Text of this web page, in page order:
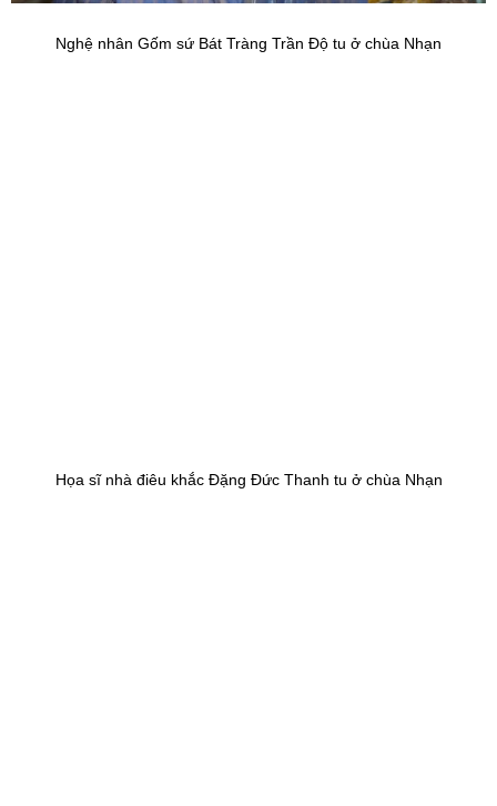
Nghệ nhân Gốm sứ Bát Tràng Trần Độ tu ở chùa Nhạn
Họa sĩ nhà điêu khắc Đặng Đức Thanh tu ở chùa Nhạn